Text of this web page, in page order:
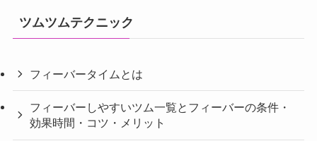
ツムツムテクニック
フィーバータイムとは
フィーバーしやすいツム一覧とフィーバーの条件・
効果時間・コツ・メリット